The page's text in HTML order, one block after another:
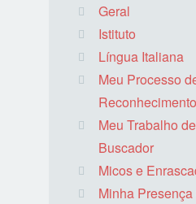
Geral
Istituto
Língua Italiana
Meu Processo
Reconhecimento
Meu Trabalho
Buscador
Micos e
Minha